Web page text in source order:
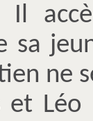
Il
sa
ne
et